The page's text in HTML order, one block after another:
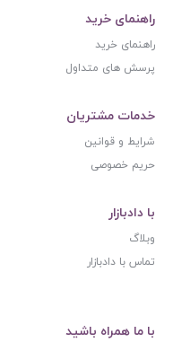
راهنمای خرید
راهنمای خرید
پرسش های متداول
خدمات مشتریان
شرایط و قوانین
حریم خصوصی
با دادبازار
وبلاگ
تماس با دادبازار
با ما همراه باشید